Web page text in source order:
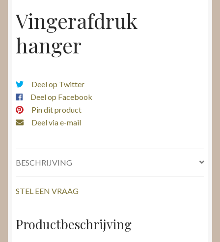
Vingerafdruk
hanger
Deel op Twitter
Deel op Facebook
Pin dit product
Deel via e-mail
BESCHRIJVING
STEL EEN VRAAG
Productbeschrijving